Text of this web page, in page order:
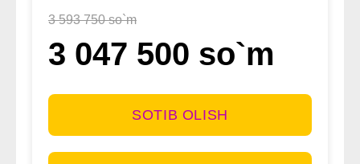
3 593 750 so`m
3 047 500 so`m
SOTIB OLISH